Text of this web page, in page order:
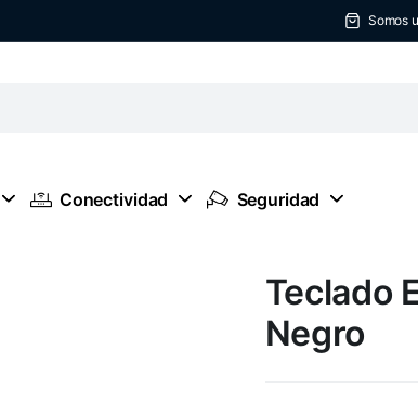
Somos
Conectividad Seguridad
Teclado
Negro